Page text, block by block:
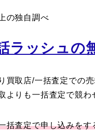
の独自調べ
ラッシュの
買取店/一括査定での
よりも一括査定で競
括査定で申し込みを